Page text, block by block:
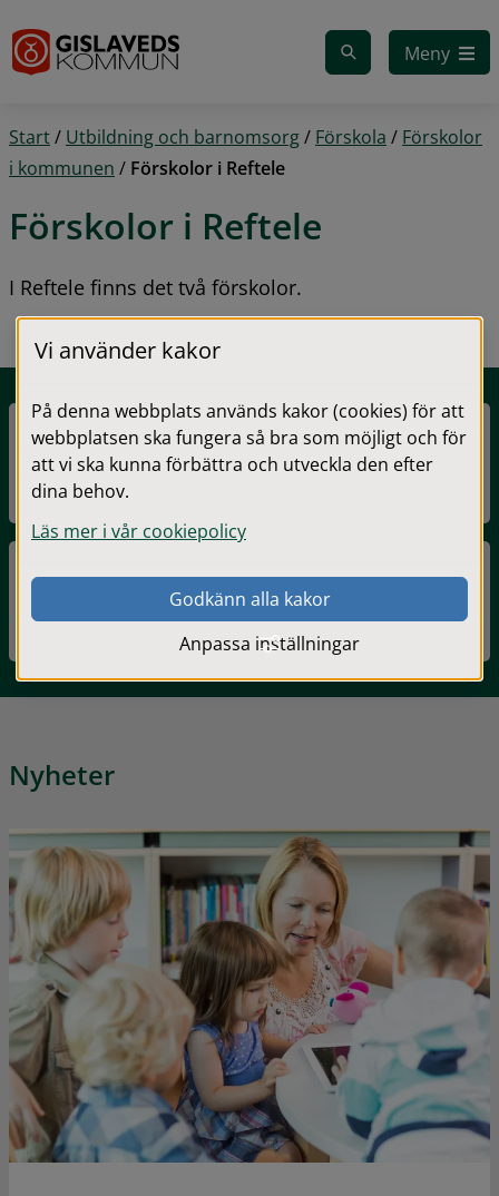
Meny
Start/ Utbildning och barnomsorg/ Förskola / Förskolor
i kommunen / Förskolor i Reftele
Förskolor i Reftele
I Reftele finns det två förskolor.
Nyckelpigans förskola
Skattkistans förskola
Nyheter
Vi använder kakor
På denna webbplats används kakor (cookies) för att
webbplatsen ska fungera så bra som möjligt och för
att vi ska kunna förbättra och utveckla den efter
dina behov.
Läs mer i vår cookiepolicy
Godkänn alla kakor
Anpassa inställningar